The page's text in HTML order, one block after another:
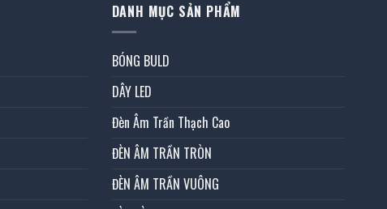
DANH MỤC SẢN PHẨM
BÓNG BULD
DÂY LED
Đèn Âm Trần Thạch Cao
ĐÈN ÂM TRẦN TRÒN
ĐÈN ÂM TRẦN VUÔNG